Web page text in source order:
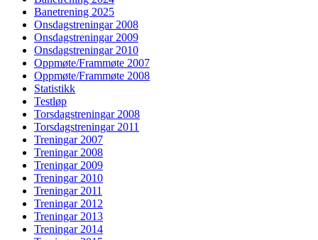
Banetrening 2025
Onsdagstreningar 2008
Onsdagstreningar 2009
Onsdagstreningar 2010
Oppmøte/Frammøte 2007
Oppmøte/Frammøte 2008
Statistikk
Testløp
Torsdagstreningar 2008
Torsdagstreningar 2011
Treningar 2007
Treningar 2008
Treningar 2009
Treningar 2010
Treningar 2011
Treningar 2012
Treningar 2013
Treningar 2014